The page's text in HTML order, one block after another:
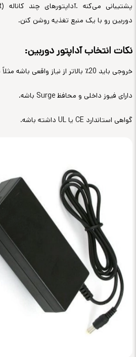
پشتیبانی می‌کنه .آداپتورهای چند کاناله
دوربین رو با یک منبع تغذیه روشن کنن.
نکات انتخاب آداپتور دوربین:
خروجی باید 20٪ بالاتر از نیاز واقعی باشه مثلاً
دارای فیوز داخلی و محافظ Surge باشه.
گواهی استاندارد CE یا UL داشته باشه.